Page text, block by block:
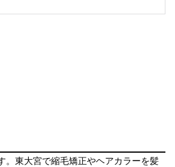
。東大宮で縮毛矯正やヘアカラーを髪